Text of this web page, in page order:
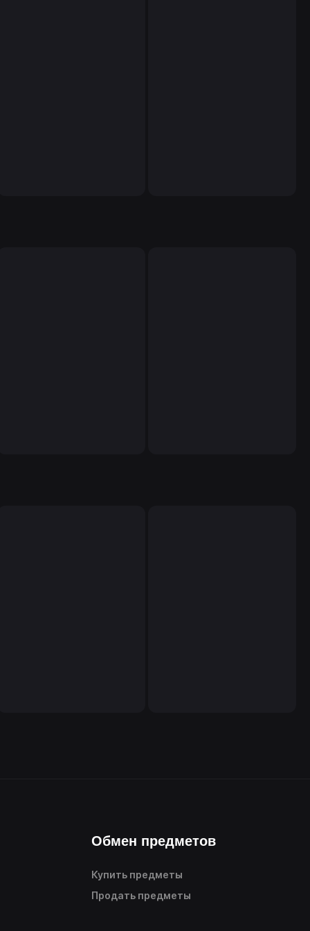
Обмен предметов
Купить предметы
Продать предметы